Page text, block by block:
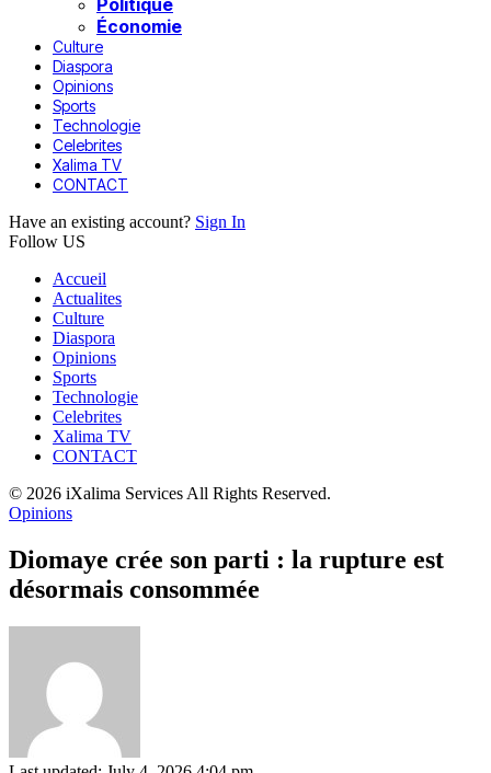
Politique
Économie
Culture
Diaspora
Opinions
Sports
Technologie
Celebrites
Xalima TV
CONTACT
Have an existing account? Sign In
Follow US
Accueil
Actualites
Culture
Diaspora
Opinions
Sports
Technologie
Celebrites
Xalima TV
CONTACT
© 2026 iXalima Services All Rights Reserved.
Opinions
Diomaye crée son parti : la rupture est
désormais consommée